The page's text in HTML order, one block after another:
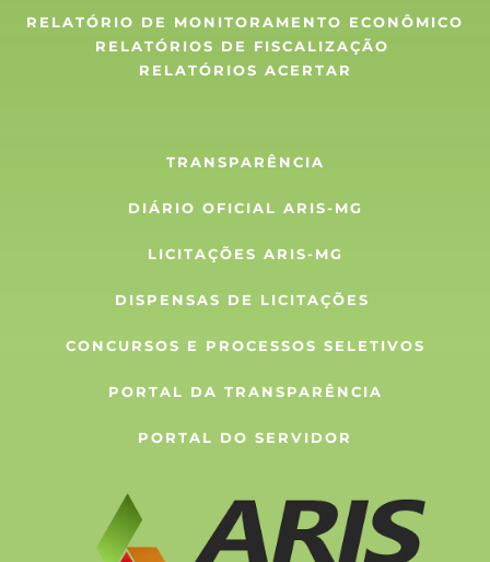
RELATÓRIO DE MONITORAMENTO ECONÔMICO
RELATÓRIOS DE FISCALIZAÇÃO
RELATÓRIOS ACERTAR
TRANSPARÊNCIA
DIÁRIO OFICIAL ARIS-MG
LICITAÇÕES ARIS-MG
DISPENSAS DE LICITAÇÕES
CONCURSOS E PROCESSOS SELETIVOS
PORTAL DA TRANSPARÊNCIA
PORTAL DO SERVIDOR